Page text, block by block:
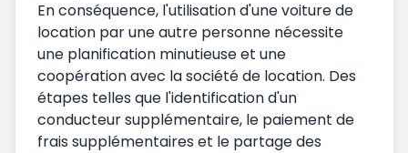
En conséquence, l'utilisation d'une voiture de
location par une autre personne nécessite
une planification minutieuse et une
coopération avec la société de location. Des
étapes telles que l'identification d'un
conducteur supplémentaire, le paiement de
frais supplémentaires et le partage des